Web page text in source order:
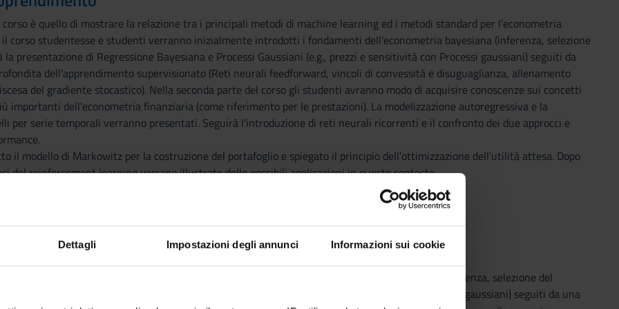
Dettagli Impostazioni degli annunci Informazioni sui cookie
corso è quello di mostrare la relazione tra i principali metodi di machine learning ed i metodi standard per l’econometria
corso studentesse e studenti verranno inizialmente introdotti i fondamenti dell'econometria bayesiana (inferenza, selezione
la presentazione di Regressione Bayesiana e Processi Gaussiani (e.g., prezzi e sensitività con Processi gaussiani) seguiti da
dell'apprendimento supervisionato (Reti neurali feedforward, vincoli di convessità e disuguaglianza, allenamento
del gradiente stocastico). Nella seconda parte del corso gli studenti avranno modo di acquisire conoscenze sui concetti
importanti dell'econometria finanziaria (come riferimento per le prestazioni). La modelizzazione autoregressiva e la
per serie temporali verranno presentati. Seguirà l’introduzione di reti neurali ricorrenti e il confronto dei due approcci e
il modello di Markowitz per la costruzione del portafoglio e spiegato il principio dell’ottimizzazione dell’utilità attesa. Dopo
del reinforcement learning verrano illustrate delle possibili applicazioni in questo contesto.
di base
avere familiarità con la programmazione in Python così come con la matematica di base.
e studenti verranno inizialmente introdotti i fondamenti dell'econometria bayesiana (inferenza, selezione del
di Regressione Bayesiana e Processi Gaussiani (e.g., prezzi e sensitività con Processi gaussiani) seguiti da una